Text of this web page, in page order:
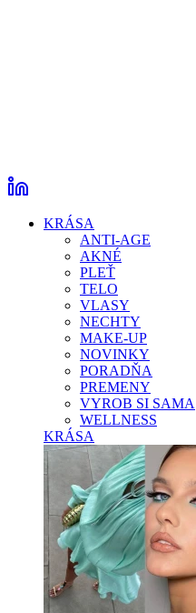
KRÁSA
ANTI-AGE
AKNÉ
PLEŤ
TELO
VLASY
NECHTY
MAKE-UP
NOVINKY
PORADŇA
PREMENY
VYROB SI SAMA
WELLNESS
KRÁSA